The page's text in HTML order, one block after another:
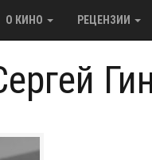
О КИНО РЕЦЕНЗИИ